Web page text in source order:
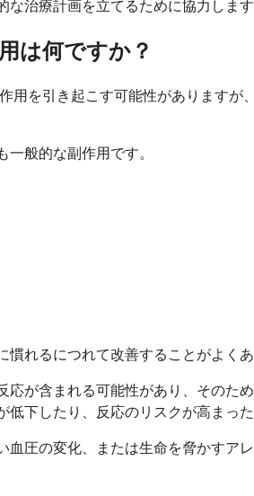
治療計画を立てるために協力します
は何ですか？
用を引き起こす可能性があります
般的な副作用です。
れるにつれて改善することがよく
が含まれる可能性があり、その
下したり、反応のリスクが高まっ
圧の変化、または生命を脅かす